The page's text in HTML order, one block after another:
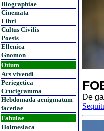
Biographiae
Cinemata
Libri
Cultus Civilis
Poesis
Ellenica
Gnomon
Otium
Ars vivendi
Periegetica
Crucigramma
Hebdomada aenigmatum
facetiae
Fabulae
Holmesiaca
De